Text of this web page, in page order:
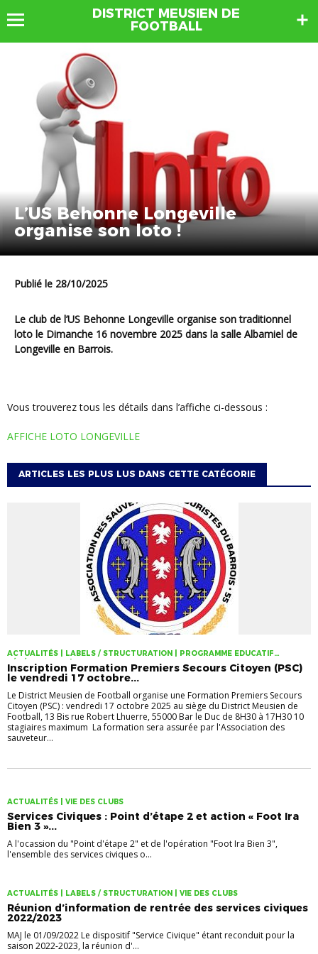
DISTRICT MEUSIEN DE
FOOTBALL
L’US Behonne Longeville
organise son loto !
Publié le 28/10/2025
Le club de l’US Behonne Longeville organise son traditionnel
loto le Dimanche 16 novembre 2025 dans la salle Albamiel de
Longeville en Barrois.
Vous trouverez tous les détails dans l’affiche ci-dessous :
AFFICHE LOTO LONGEVILLE
ARTICLES LES PLUS LUS DANS CETTE CATÉGORIE
ACTUALITÉS | LABELS / STRUCTURATION | PROGRAMME EDUCATIF
FÉDÉRAL (PEF) | VIE DES CLUBS
Inscription Formation Premiers Secours Citoyen (PSC)
le vendredi 17 octobre...
Le District Meusien de Football organise une Formation Premiers Secours
Citoyen (PSC) : vendredi 17 octobre 2025 au siège du District Meusien de
Football, 13 Bis rue Robert Lhuerre, 55000 Bar le Duc de 8H30 à 17H30 10
stagiaires maximum La formation sera assurée par l'Association des
sauveteur...
ACTUALITÉS | VIE DES CLUBS
Services Civiques : Point d’étape 2 et action « Foot Ira
Bien 3 »...
A l'ocassion du "Point d'étape 2" et de l'opération "Foot Ira Bien 3",
l'ensemble des services civiques o...
ACTUALITÉS | LABELS / STRUCTURATION | VIE DES CLUBS
Réunion d’information de rentrée des services civiques
2022/2023
MAJ le 01/09/2022 Le dispositif "Service Civique" étant reconduit pour la
saison 2022-2023, la réunion d'...